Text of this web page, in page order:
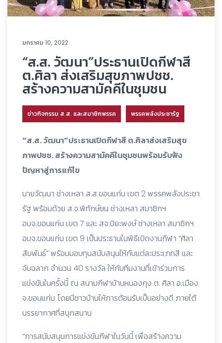
มกราคม 10, 2022
“ส.ส. วัฒนา”ประธานเปิดกีฬาสี
ต.ศิลา ส่งเสริมสุขภาพปชช.
สร้างความสามัคคีในชุมชน
ข่าวกิจกรรม ส.ส. และสมาชิกพรรค พรรคพลังประชารัฐ
“ส.ส. วัฒนา”ประธานเปิดกีฬาสี ต.ศิลาส่งเสริมสุข
ภาพปชช. สร้างความสามัคคีในชุมชนพร้อมรับฟัง
ปัญหาสู่การแก้ไข
นายวัฒนา ช่างเหลา ส.ส.ขอนแก่น เขต 2 พรรคพลังประชา
รัฐ พร้อมด้วย ส.จ.พิทักษ์ชน ช่างเหลา สมาชิกฯ
อบจ.ขอนแก่น เขต 7 และ สจ.ปิยะพงษ์ ช่างเหลา สมาชิกฯ
อบจ.ขอนแก่น เขต 9 เป็นประธานในพิธีเปิดงานกีฬา “ศิลา
สัมพันธ์” พร้อมมอบทุนสนับสนุนให้กับแต่ละประเภทสี และ
จับฉลาก จำนวน 40 รางวัล ให้กับทีมงานที่เข้าร่วมการ
แข่งขันในครั้งนี้ ณ สนามกีฬาบ้านหนองกุง ต. ศิลา อ.เมือง
จ.ขอนแก่น โดยมีชาวบ้านให้การต้อนรับเป็นอย่างดี ภายใต้
บรรยากาศที่สนุกสนาน
“การสนับสนุนการแข่งขันกีฬาในวันนี้ เพื่อสร้างความ